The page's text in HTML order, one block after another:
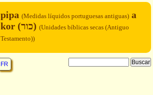
pipa (Medidas líquidos portuguesas antiguas) a
kor (כור) (Unidades bíblicas secas (Antiguo
Testamento))
FR